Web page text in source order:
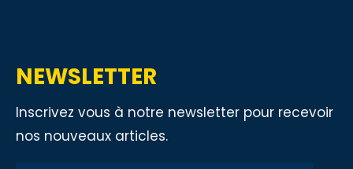
NEWSLETTER
Inscrivez vous à notre newsletter pour recevoir
nos nouveaux articles.